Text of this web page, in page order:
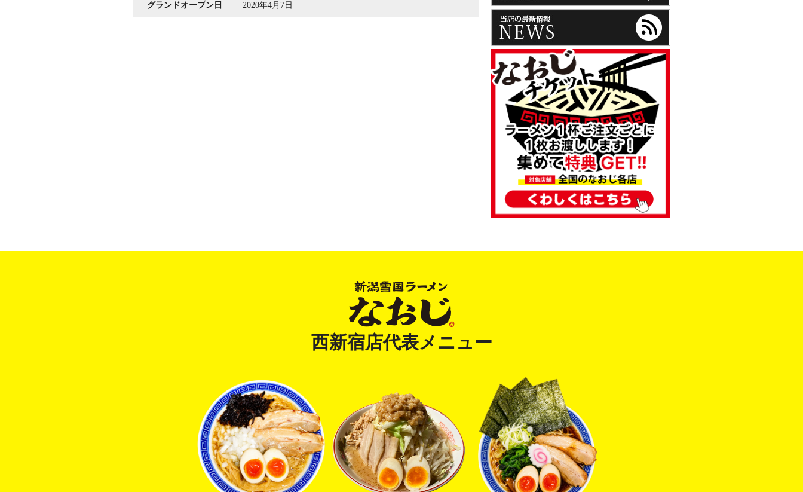
グランドオープン日 2020年4月7日
西新宿店代表メニュー